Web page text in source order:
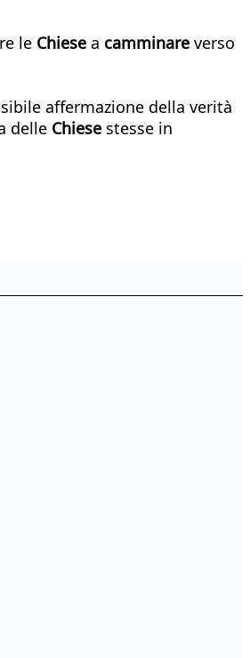
le Chiese a camminare verso
affermazione della verità
delle Chiese stesse in